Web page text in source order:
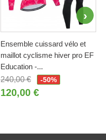
Ensemble cuissard vélo et
maillot cyclisme hiver pro EF
Education -...
240,00 €
-50%
120,00 €